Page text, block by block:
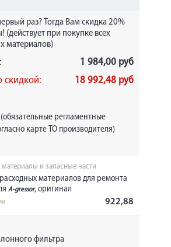
раз? Тогда Вам скидка 20%
(действует при покупке всех
материалов)
1 984,00 руб
скидкой:
18 992,48 руб
(обязательные регламентные
карте ТО производителя)
и запасные части
материалов для ремонта
A-gressor, оригинал
922,88
фильтра